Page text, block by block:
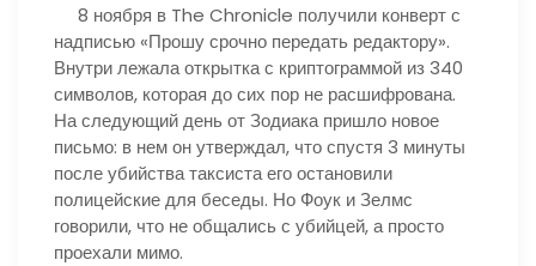
8 ноября в The Chronicle получили конверт с
надписью «Прошу срочно передать редактору».
Внутри лежала открытка с криптограммой из 340
символов, которая до сих пор не расшифрована.
На следующий день от Зодиака пришло новое
письмо: в нем он утверждал, что спустя 3 минуты
после убийства таксиста его остановили
полицейские для беседы. Но Фоук и Зелмс
говорили, что не общались с убийцей, а просто
проехали мимо.